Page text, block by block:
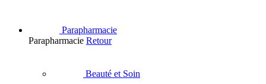
Parapharmacie
Parapharmacie Retour
Beauté et Soin